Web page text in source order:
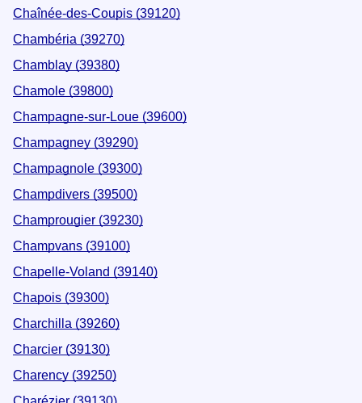
Chaînée-des-Coupis (39120)
Chambéria (39270)
Chamblay (39380)
Chamole (39800)
Champagne-sur-Loue (39600)
Champagney (39290)
Champagnole (39300)
Champdivers (39500)
Champrougier (39230)
Champvans (39100)
Chapelle-Voland (39140)
Chapois (39300)
Charchilla (39260)
Charcier (39130)
Charency (39250)